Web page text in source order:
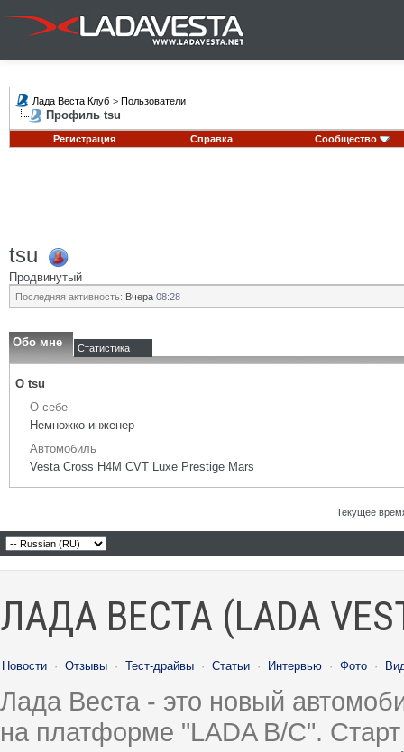
Лада Веста Клуб > Пользователи
Профиль tsu
Регистрация Справка Сообщество
tsu
Продвинутый
Последняя активность: Вчера 08:28
Обо мне Статистика
О tsu
О себе
Немножко инженер
Автомобиль
Vesta Cross H4M CVT Luxe Prestige Mars
Текущее
ЛАДА ВЕСТА (LADA
Новости · Отзывы · Тест-драйвы · Статьи · Интервью · Фото ·
Лада Веста - это новый
на платформе "LADA B/C".